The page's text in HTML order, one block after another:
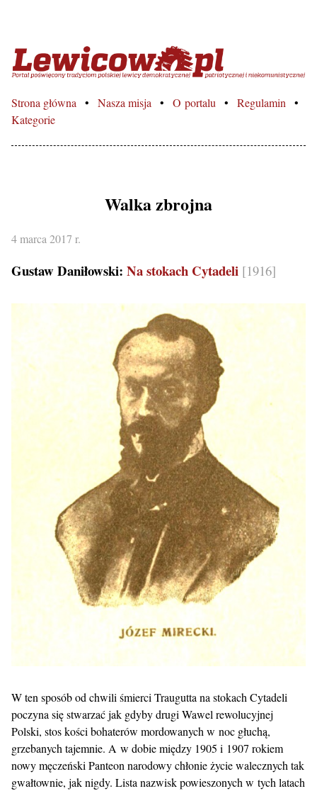
Lewicowo.pl – Portal
Strona główna Nasza misja O portalu
Regulamin
Kategorie
Walka zbrojna
4 marca 2017 r.
Gustaw Daniłowski: Na stokach Cytadeli [1916]
W ten sposób od chwili śmierci Traugutta na stokach Cytadeli
poczyna się stwarzać jak gdyby drugi Wawel rewolucyjnej
Polski, stos kości bohaterów mordowanych w noc głuchą,
grzebanych tajemnie. A w dobie między 1905 i 1907 rokiem
nowy męczeński Panteon narodowy chłonie życie walecznych tak
gwałtownie, jak nigdy. Lista nazwisk powieszonych w tych latach